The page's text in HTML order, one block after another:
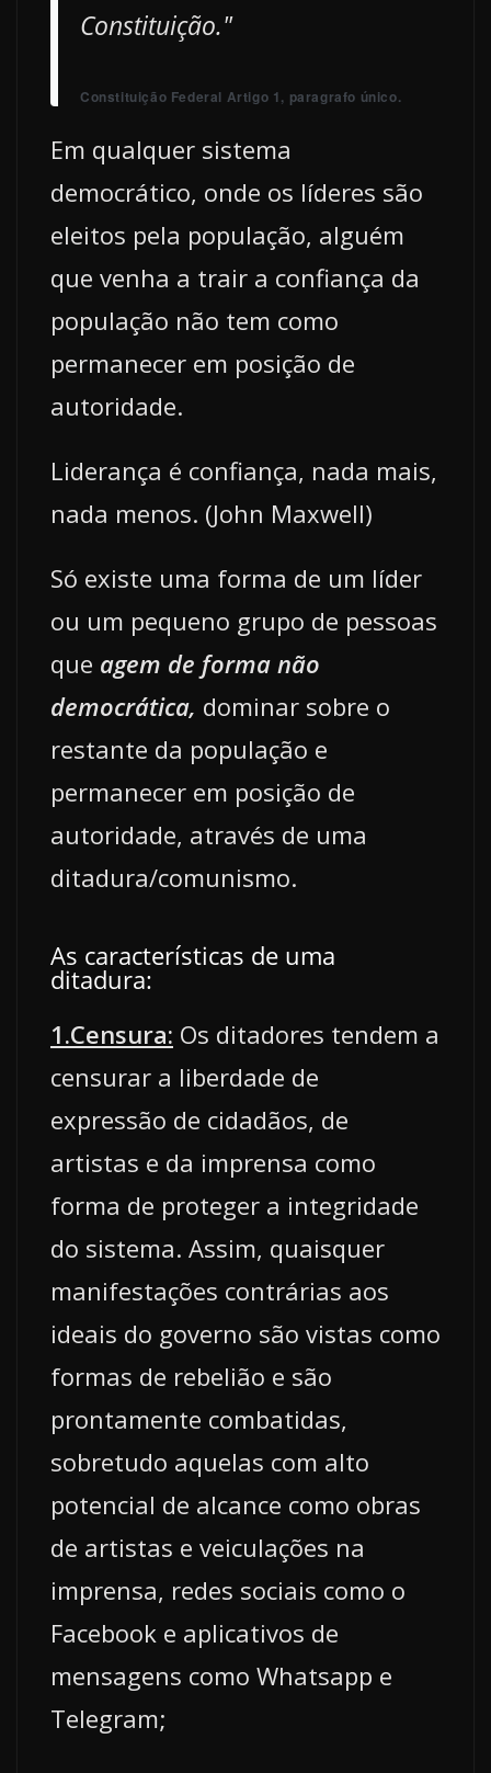
Constituição."
Constituição Federal Artigo 1, paragrafo único.
Em qualquer sistema
democrático, onde os líderes são
eleitos pela população, alguém
que venha a trair a confiança da
população não tem como
permanecer em posição de
autoridade.
Liderança é confiança, nada mais,
nada menos. (John Maxwell)
Só existe uma forma de um líder
ou um pequeno grupo de pessoas
que agem de forma não
democrática, dominar sobre o
restante da população e
permanecer em posição de
autoridade, através de uma
ditadura/comunismo.
As características de uma
ditadura:
1.Censura: Os ditadores tendem a
censurar a liberdade de
expressão de cidadãos, de
artistas e da imprensa como
forma de proteger a integridade
do sistema. Assim, quaisquer
manifestações contrárias aos
ideais do governo são vistas como
formas de rebelião e são
prontamente combatidas,
sobretudo aquelas com alto
potencial de alcance como obras
de artistas e veiculações na
imprensa, redes sociais como o
Facebook e aplicativos de
mensagens como Whatsapp e
Telegram;